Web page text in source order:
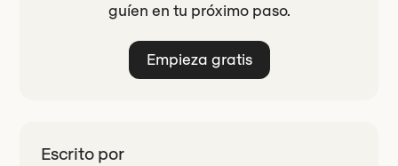
guíen en tu próximo paso.
Empieza gratis
Escrito por